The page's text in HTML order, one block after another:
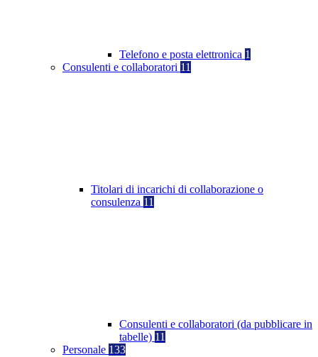
Telefono e posta elettronica 1
Consulenti e collaboratori 11
Titolari di incarichi di collaborazione o
consulenza 11
Consulenti e collaboratori (da pubblicare in
tabelle) 11
Personale 133